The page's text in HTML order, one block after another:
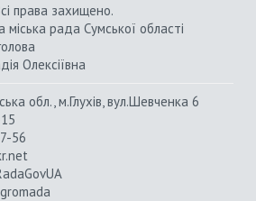
права захищено.
міська рада Сумської області
Олексіївна
обл., м.Глухів, вул.Шевченка 6
56